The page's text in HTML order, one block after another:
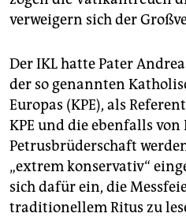
verweigern sich der
Der IKL hatte Pater
der so genannten
Europas (KPE), als
KPE und die ebenfalls
Petrusbrüderschaft
„extrem konservativ“
sich dafür ein, die
traditionellem Ritus zu